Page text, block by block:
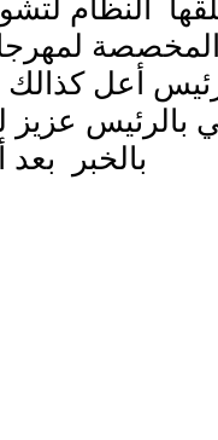
النظام
أعل كذالك
بالرئيس
بالخبر